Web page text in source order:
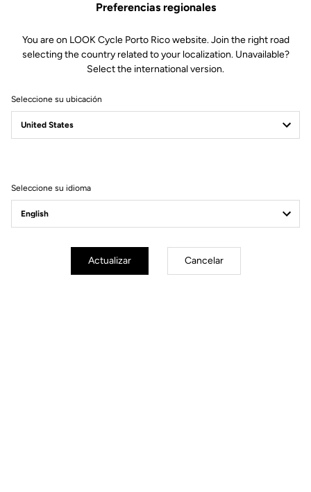
Warranty Policy
Preferencias regionales
You are on LOOK Cycle Porto Rico website. Join the right road
selecting the country related to your localization. Unavailable?
Select the international version.
Seleccione su ubicación
Seleccione su idioma
Actualizar Cancelar